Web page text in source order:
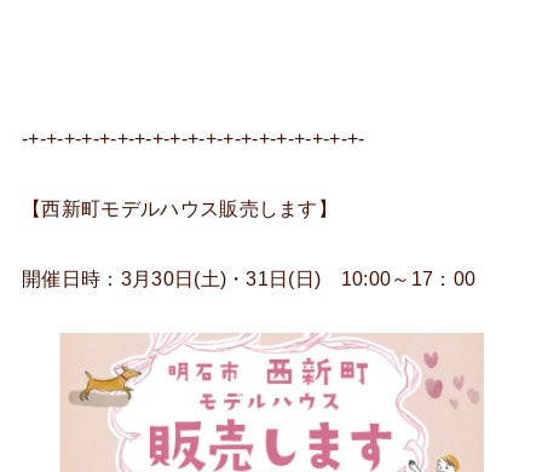
-+-+-+-+-+-+-+-+-+-+-+-+-+-+-+-+-+-+-+-
【西新町モデルハウス販売します】
開催日時：3月30日(土)・31日(日) 10:00～17：00